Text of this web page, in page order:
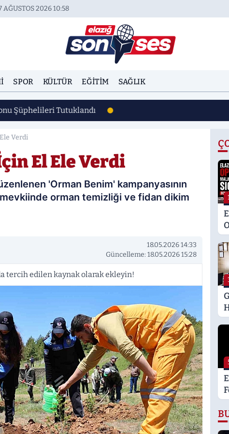
AĞUSTOS 2026 10:58
SPOR KÜLTÜR EĞITIM SAĞLIK
Şüphelileri Tutuklandı
Verdi
El Ele Verdi
'Orman Benim' kampanyasının
mevkiinde orman temizliği ve fidan dikim
18.05.2026 14:33
Güncelleme: 18.05.2026 15:28
tercih edilen kaynak olarak ekleyin!